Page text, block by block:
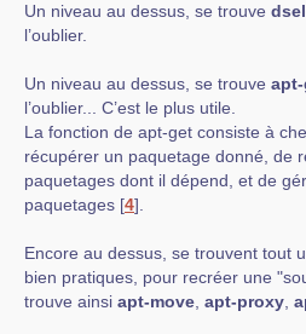
Un niveau au dessus, se trouve
l’oublier.
Un niveau au dessus, se trouve
l’oublier... C’est le plus utile.
La fonction de apt-get consiste à
récupérer un paquetage donné, de
paquetages dont il dépend, et de
paquetages [4]
Encore au dessus, se trouvent tout
bien pratiques, pour recréer une
trouve ainsi apt-move apt-proxy